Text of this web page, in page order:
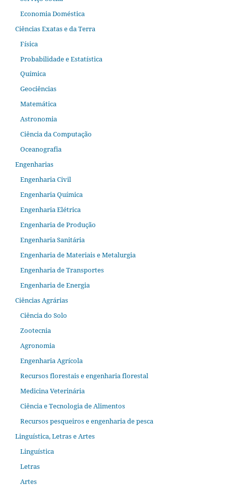
Economia Doméstica
Ciências Exatas e da Terra
Física
Probabilidade e Estatística
Química
Geociências
Matemática
Astronomia
Ciência da Computação
Oceanografia
Engenharias
Engenharia Civil
Engenharia Química
Engenharia Elétrica
Engenharia de Produção
Engenharia Sanitária
Engenharia de Materiais e Metalurgia
Engenharia de Transportes
Engenharia de Energia
Ciências Agrárias
Ciência do Solo
Zootecnia
Agronomia
Engenharia Agrícola
Recursos florestais e engenharia florestal
Medicina Veterinária
Ciência e Tecnologia de Alimentos
Recursos pesqueiros e engenharia de pesca
Linguística, Letras e Artes
Linguística
Letras
Artes